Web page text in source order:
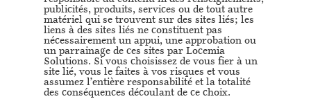
publicités, produits, services ou de tout autre
matériel qui se trouvent sur des sites liés; les
liens à des sites liés ne constituent pas
nécessairement un appui, une approbation ou
un parrainage de ces sites par Locemia
Solutions. Si vous choisissez de vous fier à un
site lié, vous le faites à vos risques et vous
assumez l’entière responsabilité et la totalité
des conséquences découlant de ce choix.